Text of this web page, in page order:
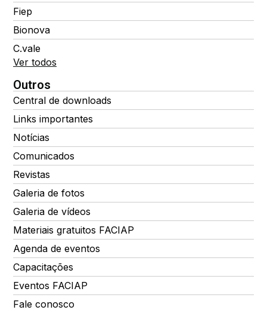
Fiep
Bionova
C.vale
Ver todos
Outros
Central de downloads
Links importantes
Notícias
Comunicados
Revistas
Galeria de fotos
Galeria de vídeos
Materiais gratuitos FACIAP
Agenda de eventos
Capacitações
Eventos FACIAP
Fale conosco